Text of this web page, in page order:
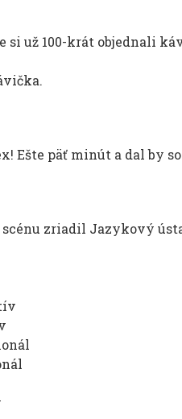
si už 100-krát objednali
Ešte päť minút a dal by
zriadil Jazykový